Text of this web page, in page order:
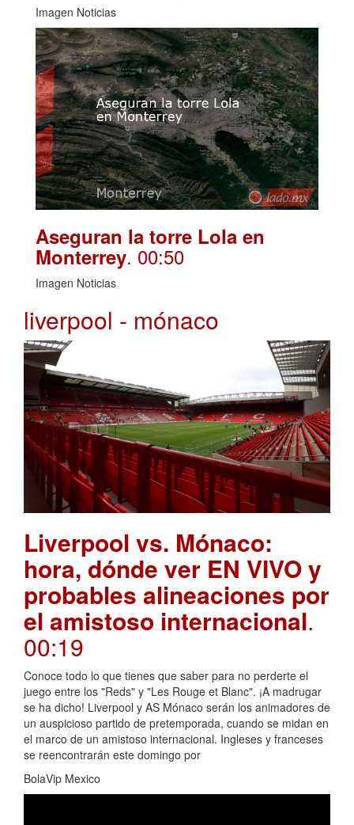
Imagen Noticias
Aseguran la torre Lola en
Monterrey. 00:50
Imagen Noticias
liverpool - mónaco
Liverpool vs. Mónaco:
hora, dónde ver EN VIVO y
probables alineaciones por
el amistoso internacional.
00:19
Conoce todo lo que tienes que saber para no perderte el
juego entre los "Reds" y "Les Rouge et Blanc". ¡A madrugar
se ha dicho! Liverpool y AS Mónaco serán los animadores de
un auspicioso partido de pretemporada, cuando se midan en
el marco de un amistoso internacional. Ingleses y franceses
se reencontrarán este domingo por
BolaVip Mexico